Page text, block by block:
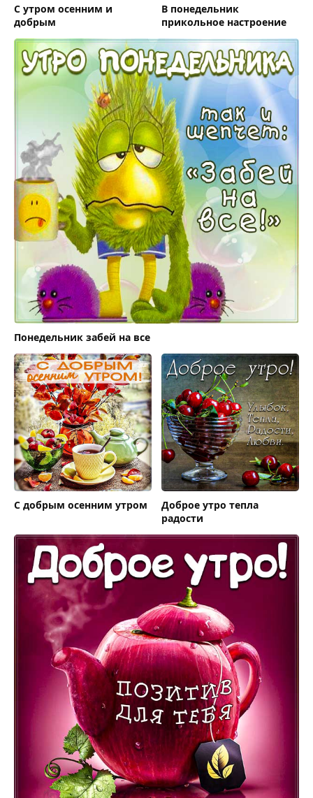
С утром осенним и
добрым
В понедельник
прикольное настроение
Понедельник забей на все
С добрым осенним утром
Доброе утро тепла
радости